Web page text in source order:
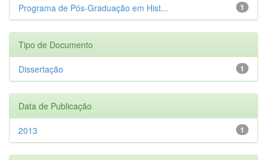
1
Programa de Pós-Graduação em Hist...
Tipo de Documento
1
Dissertação
Data de Publicação
1
2013